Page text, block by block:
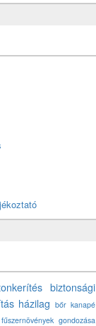
biztonsági
házilag bőr kanapé
fűszernövények gondozása